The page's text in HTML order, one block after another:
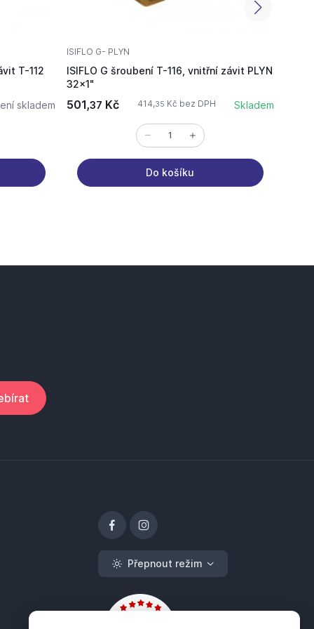
T-112
skladem
ISIFLO G- PLYN
ISIFLO G šroubení T-116, vnitřní závit PLYN
32x1"
501,37 Kč 414,35 Kč bez DPH Skladem
Do košíku
Přepnout režim